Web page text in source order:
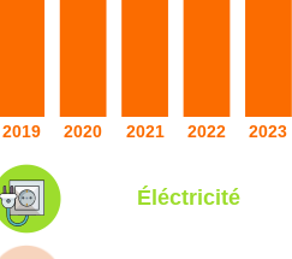
Éléctricité